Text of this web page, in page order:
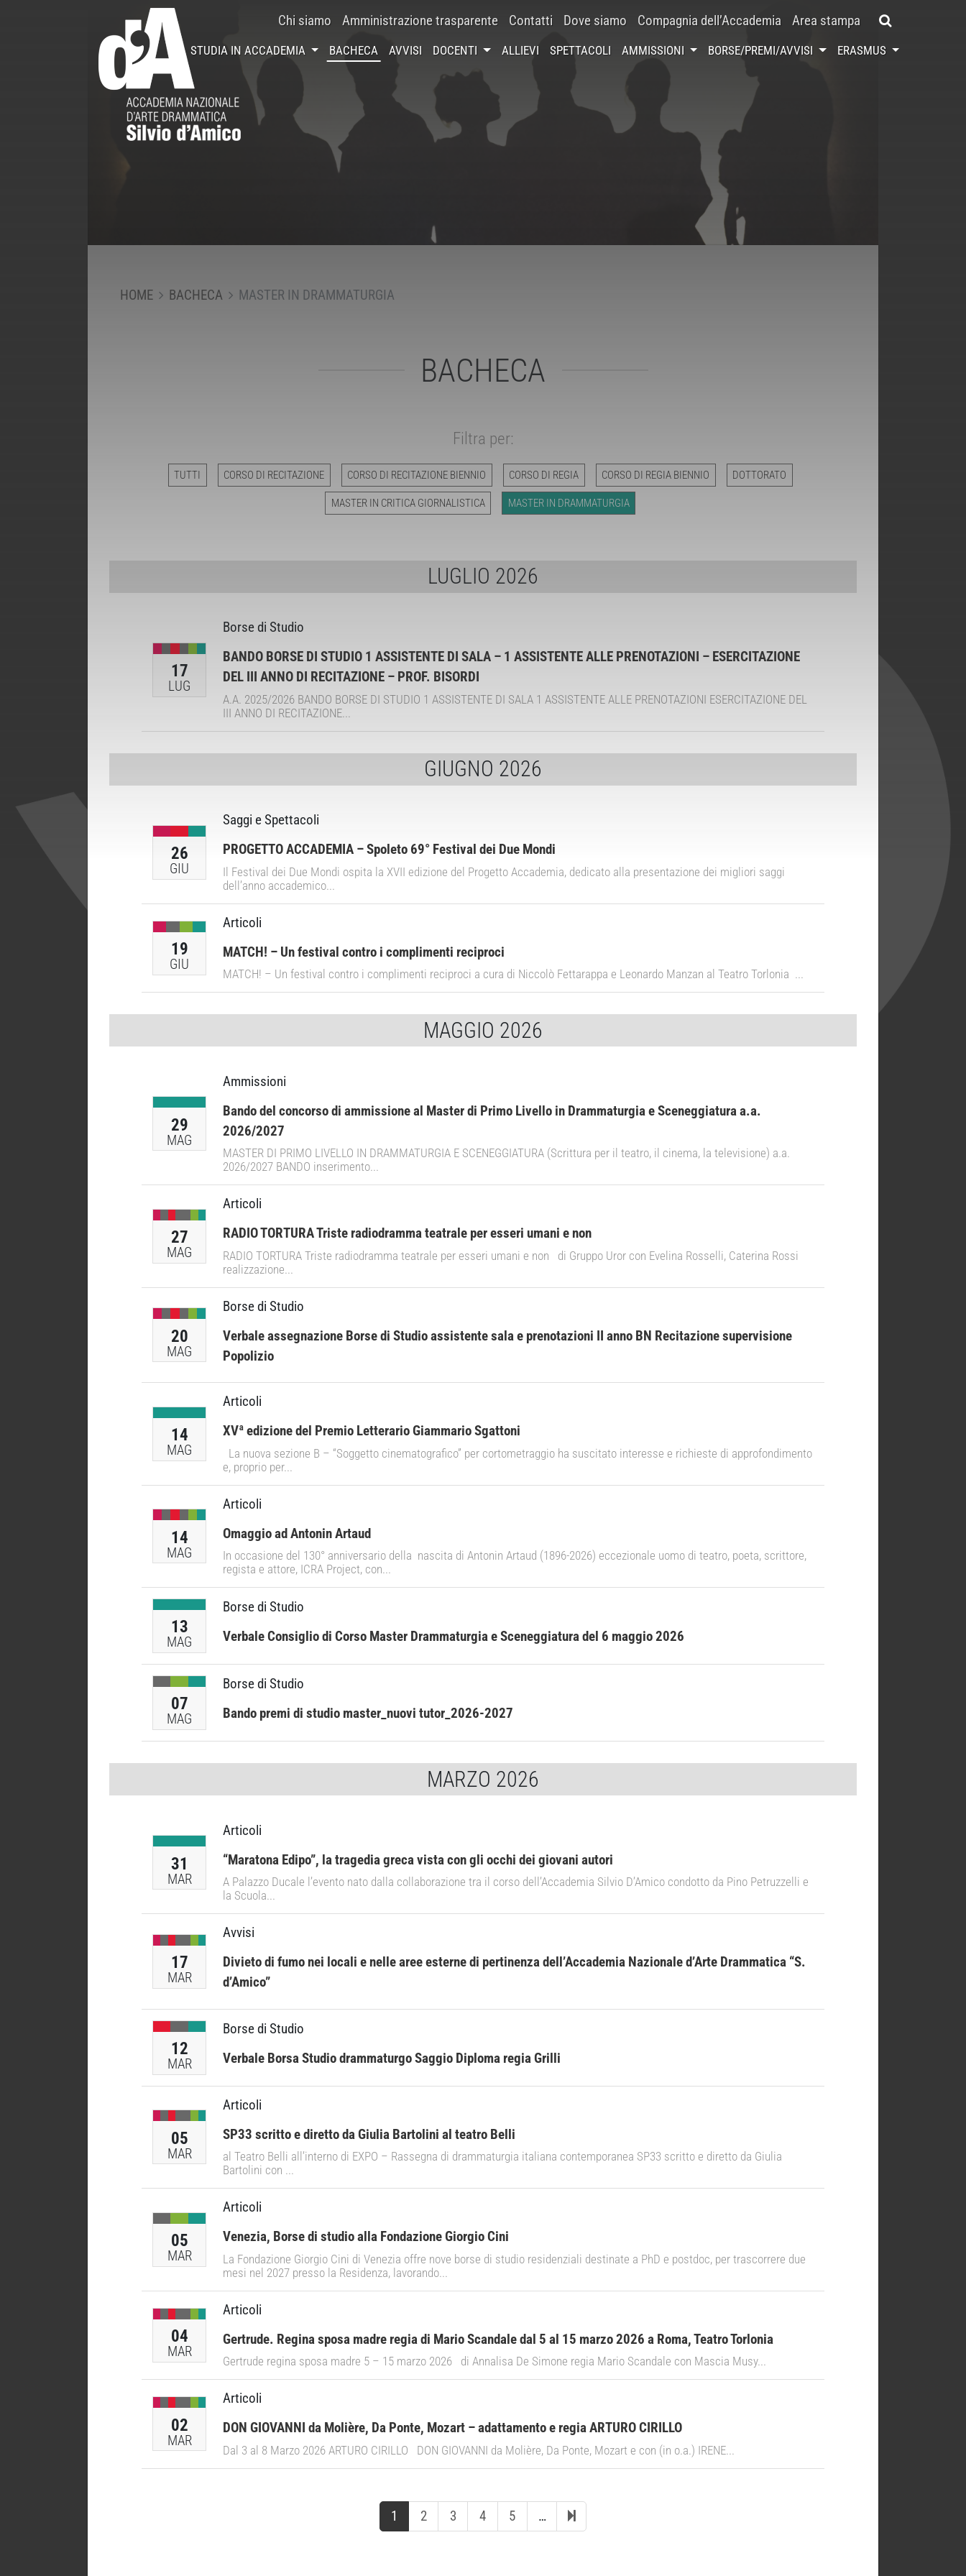
Chi siamo Amministrazione trasparente Contatti Dove siamo Compagnia dell’Accademia Area stampa
STUDIA IN ACCADEMIA BACHECA AVVISI DOCENTI ALLIEVI SPETTACOLI AMMISSIONI BORSE/PREMI/AVVISI ERASMUS
HOME BACHECA MASTER IN DRAMMATURGIA
BACHECA
Filtra per:
TUTTI CORSO DI RECITAZIONE CORSO DI RECITAZIONE BIENNIO CORSO DI REGIA CORSO DI REGIA BIENNIO DOTTORATO
MASTER IN CRITICA GIORNALISTICA MASTER IN DRAMMATURGIA
LUGLIO 2026
17
LUG
Borse di Studio
BANDO BORSE DI STUDIO 1 ASSISTENTE DI SALA – 1 ASSISTENTE ALLE PRENOTAZIONI – ESERCITAZIONE
DEL III ANNO DI RECITAZIONE – PROF. BISORDI
A.A. 2025/2026 BANDO BORSE DI STUDIO 1 ASSISTENTE DI SALA 1 ASSISTENTE ALLE PRENOTAZIONI ESERCITAZIONE DEL
III ANNO DI RECITAZIONE...
GIUGNO 2026
26
GIU
Saggi e Spettacoli
PROGETTO ACCADEMIA – Spoleto 69° Festival dei Due Mondi
Il Festival dei Due Mondi ospita la XVII edizione del Progetto Accademia, dedicato alla presentazione dei migliori saggi
dell’anno accademico...
19
GIU
Articoli
MATCH! – Un festival contro i complimenti reciproci
MATCH! – Un festival contro i complimenti reciproci a cura di Niccolò Fettarappa e Leonardo Manzan al Teatro Torlonia ...
MAGGIO 2026
29
MAG
Ammissioni
Bando del concorso di ammissione al Master di Primo Livello in Drammaturgia e Sceneggiatura a.a.
2026/2027
MASTER DI PRIMO LIVELLO IN DRAMMATURGIA E SCENEGGIATURA (Scrittura per il teatro, il cinema, la televisione) a.a.
2026/2027 BANDO inserimento...
27
MAG
Articoli
RADIO TORTURA Triste radiodramma teatrale per esseri umani e non
RADIO TORTURA Triste radiodramma teatrale per esseri umani e non di Gruppo Uror con Evelina Rosselli, Caterina Rossi
realizzazione...
20
MAG
Borse di Studio
Verbale assegnazione Borse di Studio assistente sala e prenotazioni II anno BN Recitazione supervisione
Popolizio
14
MAG
Articoli
XVª edizione del Premio Letterario Giammario Sgattoni
La nuova sezione B – “Soggetto cinematografico” per cortometraggio ha suscitato interesse e richieste di approfondimento
e, proprio per...
14
MAG
Articoli
Omaggio ad Antonin Artaud
In occasione del 130° anniversario della nascita di Antonin Artaud (1896-2026) eccezionale uomo di teatro, poeta, scrittore,
regista e attore, ICRA Project, con...
13
MAG
Borse di Studio
Verbale Consiglio di Corso Master Drammaturgia e Sceneggiatura del 6 maggio 2026
07
MAG
Borse di Studio
Bando premi di studio master_nuovi tutor_2026-2027
MARZO 2026
31
MAR
Articoli
“Maratona Edipo”, la tragedia greca vista con gli occhi dei giovani autori
A Palazzo Ducale l’evento nato dalla collaborazione tra il corso dell’Accademia Silvio D’Amico condotto da Pino Petruzzelli e
la Scuola...
17
MAR
Avvisi
Divieto di fumo nei locali e nelle aree esterne di pertinenza dell’Accademia Nazionale d’Arte Drammatica “S.
d’Amico”
12
MAR
Borse di Studio
Verbale Borsa Studio drammaturgo Saggio Diploma regia Grilli
05
MAR
Articoli
SP33 scritto e diretto da Giulia Bartolini al teatro Belli
al Teatro Belli all’interno di EXPO – Rassegna di drammaturgia italiana contemporanea SP33 scritto e diretto da Giulia
Bartolini con ...
05
MAR
Articoli
Venezia, Borse di studio alla Fondazione Giorgio Cini
La Fondazione Giorgio Cini di Venezia offre nove borse di studio residenziali destinate a PhD e postdoc, per trascorrere due
mesi nel 2027 presso la Residenza, lavorando...
04
MAR
Articoli
Gertrude. Regina sposa madre regia di Mario Scandale dal 5 al 15 marzo 2026 a Roma, Teatro Torlonia
Gertrude regina sposa madre 5 – 15 marzo 2026 di Annalisa De Simone regia Mario Scandale con Mascia Musy...
02
MAR
Articoli
DON GIOVANNI da Molière, Da Ponte, Mozart – adattamento e regia ARTURO CIRILLO
Dal 3 al 8 Marzo 2026 ARTURO CIRILLO DON GIOVANNI da Molière, Da Ponte, Mozart e con (in o.a.) IRENE...
1 2 3 4 5 …